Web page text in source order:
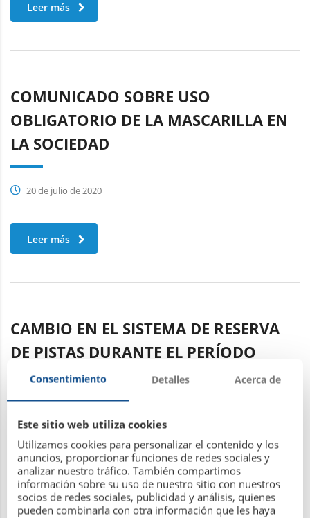
Leer más
COMUNICADO SOBRE USO
OBLIGATORIO DE LA MASCARILLA EN
LA SOCIEDAD
20 de julio de 2020
Leer más
CAMBIO EN EL SISTEMA DE RESERVA
DE PISTAS DURANTE EL PERÍODO
ESTIVAL (DEL 6 DE JULIO AL 1 DE
SEPTIEMBRE)
6 de julio de 2020
Leer más
Consentimiento Detalles Acerca de
Este sitio web utiliza cookies
Utilizamos cookies para personalizar el contenido y los
anuncios, proporcionar funciones de redes sociales y
analizar nuestro tráfico. También compartimos
información sobre su uso de nuestro sitio con nuestros
socios de redes sociales, publicidad y análisis, quienes
pueden combinarla con otra información que les haya